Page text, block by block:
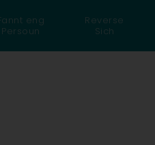
eng
Persoun
Reverse
Sich